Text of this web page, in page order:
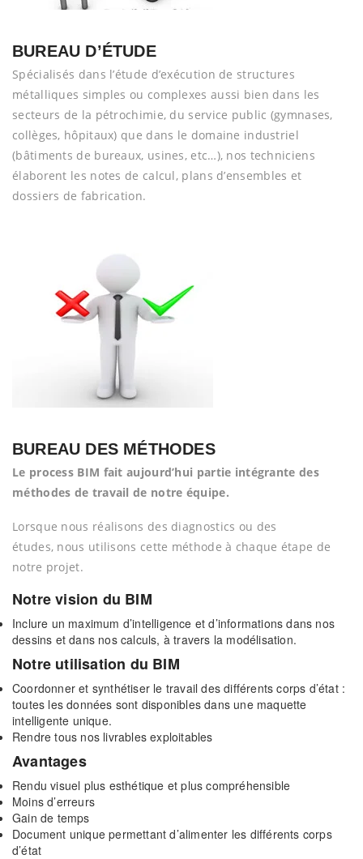
BUREAU D’ÉTUDE
Spécialisés dans l’étude d’exécution de structures
métalliques simples ou complexes aussi bien dans les
secteurs de la pétrochimie, du service public (gymnases,
collèges, hôpitaux) que dans le domaine industriel
(bâtiments de bureaux, usines, etc…), nos techniciens
élaborent les notes de calcul, plans d’ensembles et
dossiers de fabrication.
BUREAU DES MÉTHODES
Le process BIM fait aujourd’hui partie intégrante des
méthodes de travail de notre équipe.
Lorsque nous réalisons des diagnostics ou des
études, nous utilisons cette méthode à chaque étape de
notre projet.
Notre vision du BIM
Inclure un maximum d’intelligence et d’informations dans nos
dessins et dans nos calculs, à travers la modélisation.
Notre utilisation du BIM
Coordonner et synthétiser le travail des différents corps d’état :
toutes les données sont disponibles dans une maquette
intelligente unique.
Rendre tous nos livrables exploitables
Avantages
Rendu visuel plus esthétique et plus compréhensible
Moins d’erreurs
Gain de temps
Document unique permettant d’alimenter les différents corps
d’état